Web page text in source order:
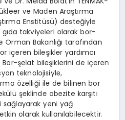
ve Maden Araştırma
Enstitüsü) desteğiyle
takviyeleri olarak bor-
Orman Bakanlığı tarafından
içeren bileşikler yardımcı
Bor-şelat bileşiklerini de içeren
teknolojisiyle,
özelliği ile de bilinen bor
şeklinde obezite karşıtı
sağlayarak yeni yağ
olarak kullanılabilecektir.